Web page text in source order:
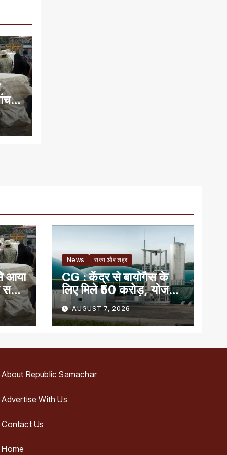
में
आया
News राज्य और शहर
CG : केंद्र से बायोगैस के
लिए मिले ₹50 करोड़, योजना
का लाभ पाने वाला देश का
पहला राज्य
AUGUST 7, 2026
About Republic Samachar
Advertise With Us
Contact Us
Home